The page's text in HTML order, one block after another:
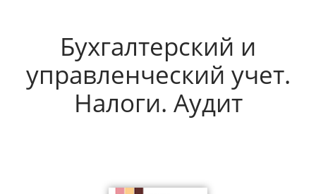
Бухгалтерский и
управленческий учет.
Налоги. Аудит